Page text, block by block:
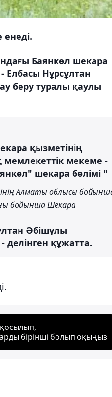
Баянкөл шекара
Елбасы Нұрсұлтан
беру туралы қаулы
қызметінің
мекеме -
шекара бөлімі "
Алматы облысы
бойынша Шекара
Әбішұлы
делінген құжатта.
бірінші болып оқыңыз